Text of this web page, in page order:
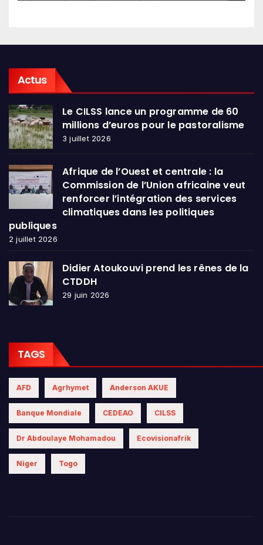
Actus
Le CILSS lance un programme de 60
millions d’euros pour le pastoralisme
3 juillet 2026
Afrique de l’Ouest et centrale : la
Commission de l’Union africaine veut
renforcer l’intégration des services
climatiques dans les politiques
publiques
2 juillet 2026
Didier Atoukouvi prend les rênes de la
CTDDH
29 juin 2026
TAGS
AFD Agrhymet Anderson AKUE
Banque Mondiale CEDEAO CILSS
Dr Abdoulaye Mohamadou Ecovisionafrik
Niger Togo